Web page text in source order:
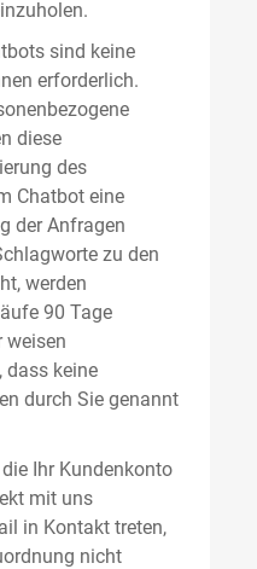
sind keine
erforderlich.
diese
des
Chatbot eine
der Anfragen
zu den
werden
90 Tage
weisen
dass keine
durch Sie genannt
Ihr Kundenkonto
mit uns
in Kontakt treten,
nicht